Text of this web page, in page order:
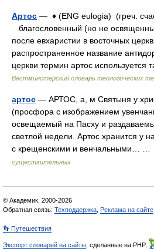
Артос — ♦ (ENG eulogia) (греч.
благословенный (но не
после евхаристии в восточных
распространенное название
церкви термин артос
Вестминстерский словарь теологических
артос — АРТОС, а, м Святыня у
(просфора с изображением
освещаемый на Пасху и
светлой недели. Артос хранится у
с крещенскими и венчальными… …
существительных
© Академик, 2000-2026
Обратная связь: Техподдержка Реклама на сайте
👣 Путешествия
Экспорт словарей на сайты , сделанные на PHP,